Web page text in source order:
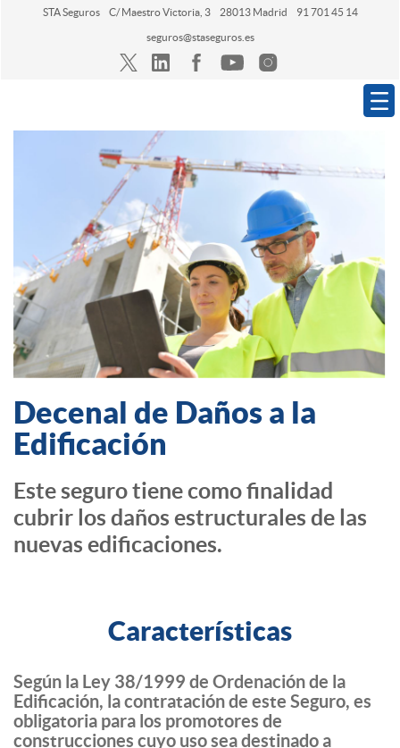
STA Seguros C/ Maestro Victoria, 3 28013 Madrid 91 701 45 14
seguros@staseguros.es
Navegación
Decenal de Daños a la
Edificación
Este seguro tiene como finalidad
cubrir los daños estructurales de las
nuevas edificaciones.
Características
Según la Ley 38/1999 de Ordenación de la
Edificación, la contratación de este Seguro, es
obligatoria para los promotores de
construcciones cuyo uso sea destinado a